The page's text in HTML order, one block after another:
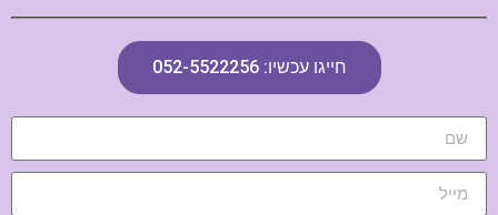
חייגו עכשיו: 052-5522256